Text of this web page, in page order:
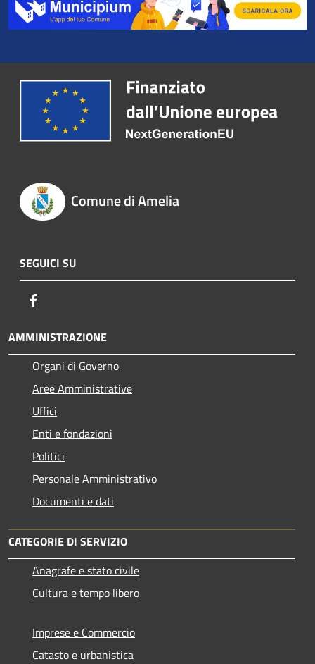
Comune di Amelia
SEGUICI SU
AMMINISTRAZIONE
Organi di Governo
Aree Amministrative
Uffici
Enti e fondazioni
Politici
Personale Amministrativo
Documenti e dati
CATEGORIE DI SERVIZIO
Anagrafe e stato civile
Cultura e tempo libero
Imprese e Commercio
Catasto e urbanistica